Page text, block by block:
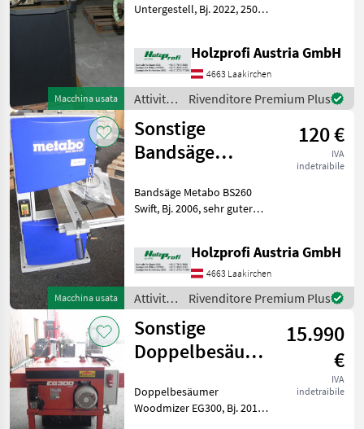
Macchina usata
Untergestell, Bj. 2022, 250
Druck- und Satzfehler
vorbehalten Attività
forestali e lavoraz
Holzprofi Austria GmbH
4663 Laakirchen
Attività
forestali
e
lavorazione
del
Sonstige
Rivenditore Premium Plus
Macchina usata
Sonstige
Bandsäge
Swift gebraucht
120 €
IVA
indetraibile
Bandsäge Metabo BS260
Swift, Bj. 2006, sehr guter
kgPreisänderungen
vorbehalten, Irrtümer,
Druck- und Satzfehler vorb
Holzprofi Austria GmbH
4663 Laakirchen
Attività
forestali
e
lavorazione
del
Sonstige
Rivenditore Premium Plus
Sonstige
Doppelbesäumer
EG300 gebraucht
15.990
€
IVA
indetraibile
Doppelbesäumer
Woodmizer EG300, Bj. 2019,